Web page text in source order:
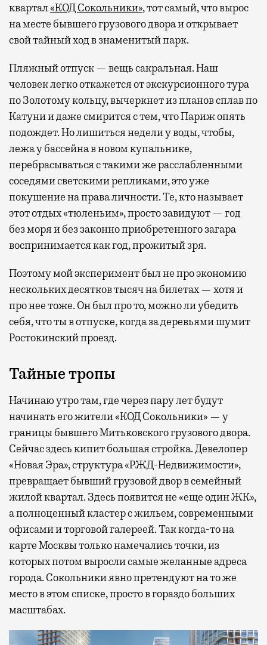
квартал«КОД Сокольники», тот самый, что вырос
на месте бывшего грузового двора и открывает
свой тайный ход в знаменитый парк.
Пляжный отпуск — вещь сакральная. Наш
человек легко откажется от экскурсионного тура
по Золотому кольцу, вычеркнет из планов сплав по
Катуни и даже смирится с тем, что Париж опять
подождет. Но лишиться недели у воды, чтобы,
лежа у бассейна в новом купальнике,
перебрасываться с такими же расслабленными
соседями светскими репликами, это уже
покушение на права личности. Те, кто называет
этот отдых «тюленьим», просто завидуют — год
без моря и без законно приобретенного загара
воспринимается как год, прожитый зря.
Поэтому мой эксперимент был не про экономию
нескольких десятков тысяч на билетах — хотя и
про нее тоже. Он был про то, можно ли убедить
себя, что ты в отпуске, когда за деревьями шумит
Ростокинский проезд.
Тайные тропы
Начинаю утро там, где через пару лет будут
начинать его жители «КОД Сокольники» — у
границы бывшего Митьковского грузового двора.
Сейчас здесь кипит большая стройка. Девелопер
«Новая Эра», структура «РЖД-Недвижимости»,
превращает бывший грузовой двор в семейный
жилой квартал. Здесь появится не «еще один ЖК»,
а полноценный кластер с жильем, современными
офисами и торговой галереей. Так когда-то на
карте Москвы только намечались точки, из
которых потом выросли самые желанные адреса
города. Сокольники явно претендуют на то же
место в этом списке, просто в гораздо больших
масштабах.